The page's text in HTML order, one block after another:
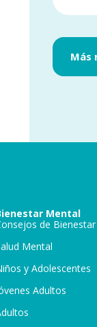
Más
Mental
de
Mental
y Adolescentes
Adultos